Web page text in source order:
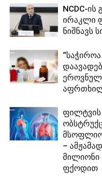
NCDC-
ირაკლი
ნიშნავს
მსოფლიო
–
მილიონი
ფქოდით